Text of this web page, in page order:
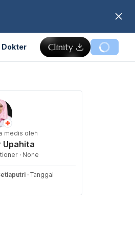
Dokter
medis oleh
Upahita
· None
· Tanggal